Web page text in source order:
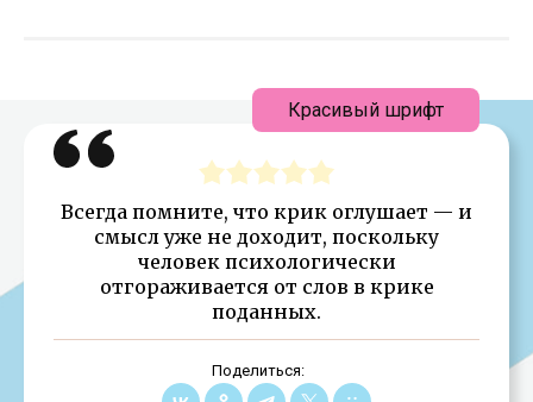
Всегда помните, что крик оглушает — и
смысл уже не доходит, поскольку
человек психологически
отгораживается от слов в крике
поданных.
Поделиться:
Красивый шрифт